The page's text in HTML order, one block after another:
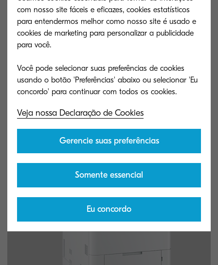
ECOSYS MA2600cwfx
Adicionar à comparação
com nosso site fáceis e eficazes, cookies estatísticos
para entendermos melhor como nosso site é usado e
cookies de marketing para personalizar a publicidade
para você.
Você pode selecionar suas preferências de cookies
usando o botão 'Preferências' abaixo ou selecionar 'Eu
Veja nossa Declaração de Cookies
Gerencie suas preferências
Somente essencial
Eu concordo